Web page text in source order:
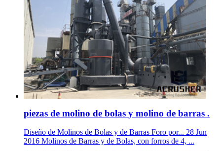
piezas de molino de bolas y molino de barras .
Diseño de Molinos de Bolas y de Barras Foro por... 28 Jun
2016 Molinos de Barras y de Bolas, con forros de 4, ...